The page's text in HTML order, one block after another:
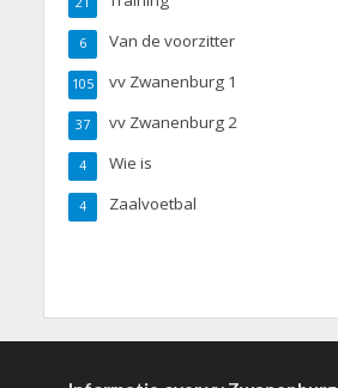
Van de voorzitter
6
vv Zwanenburg 1
105
vv Zwanenburg 2
37
Wie is
4
Zaalvoetbal
4